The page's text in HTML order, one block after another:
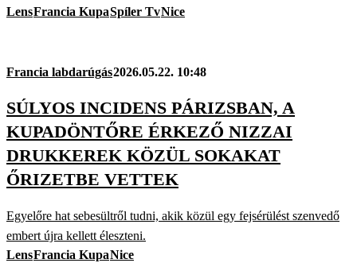
LensFrancia KupaSpíler TvNice
Francia labdarúgás2026.05.22. 10:48
SÚLYOS INCIDENS PÁRIZSBAN, A
KUPADÖNTŐRE ÉRKEZŐ NIZZAI
DRUKKEREK KÖZÜL SOKAKAT
ŐRIZETBE VETTEK
Egyelőre hat sebesültről tudni, akik közül egy fejsérülést szenvedő
embert újra kellett éleszteni.
LensFrancia KupaNice